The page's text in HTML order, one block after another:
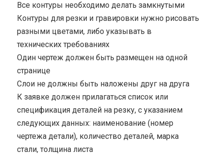
Все контуры необходимо делать замкнутыми
Контуры для резки и гравировки нужно рисовать
разными цветами, либо указывать в
технических требованиях
Один чертеж должен быть размещен на одной
странице
Cлои не должны быть наложены друг на друга
К заявке должен прилагаться список или
спецификация деталей на резку, с указанием
следующих данных: наименование (номер
чертежа детали), количество деталей, марка
стали, толщина листа